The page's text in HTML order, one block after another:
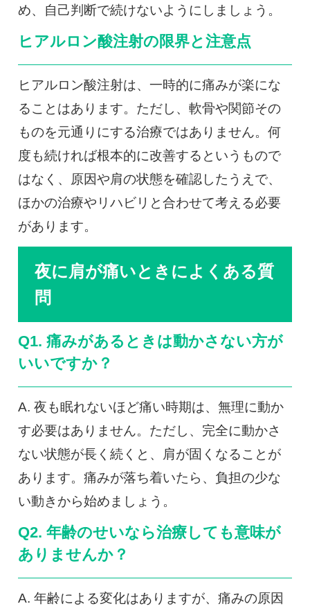
め、自己判断で続けないようにしましょう。
ヒアルロン酸注射の限界と注意点
ヒアルロン酸注射は、一時的に痛みが楽にな
ることはあります。ただし、軟骨や関節その
ものを元通りにする治療ではありません。何
度も続ければ根本的に改善するというもので
はなく、原因や肩の状態を確認したうえで、
ほかの治療やリハビリと合わせて考える必要
があります。
夜に肩が痛いときによくある質
問
Q1. 痛みがあるときは動かさない方が
いいですか？
A. 夜も眠れないほど痛い時期は、無理に動か
す必要はありません。ただし、完全に動かさ
ない状態が長く続くと、肩が固くなることが
あります。痛みが落ち着いたら、負担の少な
い動きから始めましょう。
Q2. 年齢のせいなら治療しても意味が
ありませんか？
A. 年齢による変化はありますが、痛みの原因